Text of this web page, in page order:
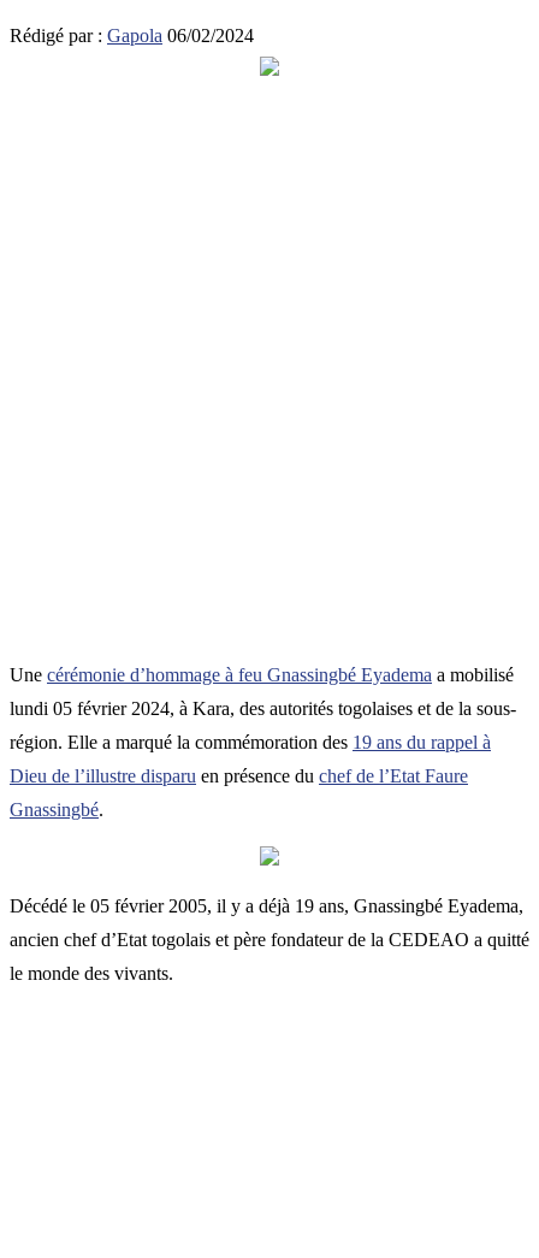
Rédigé par : Gapola 06/02/2024
Une cérémonie d’hommage à feu Gnassingbé Eyadema a mobilisé
lundi 05 février 2024, à Kara, des autorités togolaises et de la sous-
région. Elle a marqué la commémoration des 19 ans du rappel à
Dieu de l’illustre disparu en présence du chef de l’Etat Faure
Gnassingbé.
Décédé le 05 février 2005, il y a déjà 19 ans, Gnassingbé Eyadema,
ancien chef d’Etat togolais et père fondateur de la CEDEAO a quitté
le monde des vivants.